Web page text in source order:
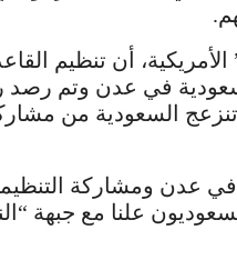
أن تنظيم
في عدن وتم رصد
السعودية من
عدن ومشاركة
علنا مع جبهة